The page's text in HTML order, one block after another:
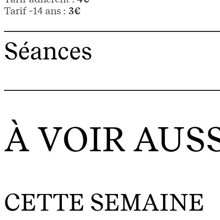
Tarif -14 ans : 3€
Séances
À VOIR
CETTE SEMAINE